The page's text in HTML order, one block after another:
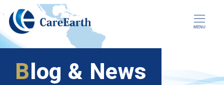
メ
イ
ン
コ
MENU
Blog & News